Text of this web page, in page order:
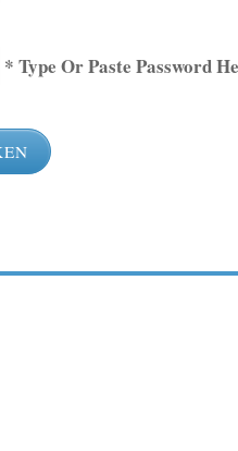
* Type Or Paste Password